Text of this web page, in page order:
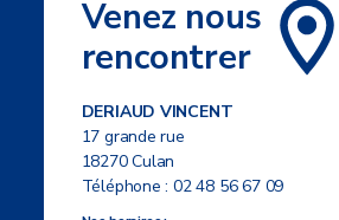
Venez nous
rencontrer
DERIAUD VINCENT
17 grande rue
18270 Culan
Téléphone :02 48 56 67 09